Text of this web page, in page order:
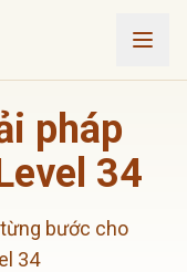
pháp
34
bước cho
34